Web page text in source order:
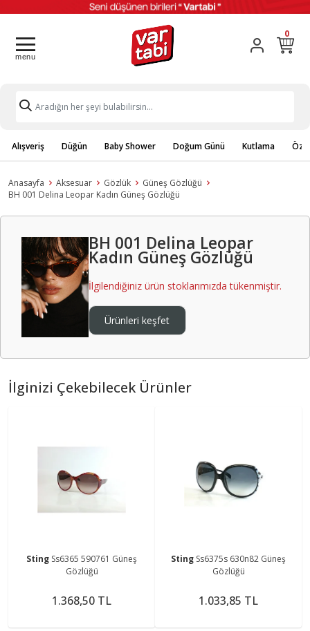
0
Alışveriş Düğün Baby Shower Doğum Günü Kutlama
Anasayfa Aksesuar Gözlük
Güneş Gözlüğü
BH 001 Delina Leopar Kadın Güneş Gözlüğü
BH 001 Delina Leopar
Kadın Güneş Gözlüğü
İlgilendiğiniz ürün stoklarımızda tükenmiştir.
Ürünleri keşfet
İlginizi Çekebilecek Ürünler
Sting Ss6365 590761 Güneş
Gözlüğü
1.368,50 TL
Sting Ss6375s 630n82 Güneş
Gözlüğü
1.033,85 TL